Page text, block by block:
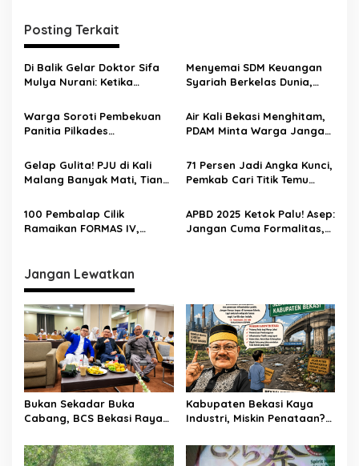
Posting Terkait
Di Balik Gelar Doktor Sifa
Mulya Nurani: Ketika
Menyelamatkan Masa
Depan Anak Indonesia
Menyemai SDM Keuangan
Syariah Berkelas Dunia,
Akreditasi Unggul
Warga Soroti Pembekuan
Panitia Pilkades
Intervensi
Air Kali Bekasi Menghitam,
PDAM Minta Warga Jangan
Gelap Gulita! PJU di Kali
Malang Banyak Mati, Tiang
Waswas
71 Persen Jadi Angka Kunci,
Pemkab Cari Titik Temu
100 Pembalap Cilik
Ramaikan FORMAS IV,
Usia Dini
APBD 2025 Ketok Palu! Asep:
Jangan Cuma Formalitas,
Jangan Lewatkan
Bukan Sekadar Buka
Cabang, BCS Bekasi Raya
Allah
Kabupaten Bekasi Kaya
Industri, Miskin Penataan?
di Hari Jadi ke-76